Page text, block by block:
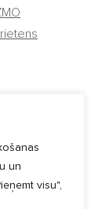
un
visu",